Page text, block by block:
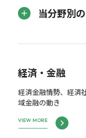
当分野別
経済・金融
経済金融情勢、経済
域金融の動き
VIEW MORE